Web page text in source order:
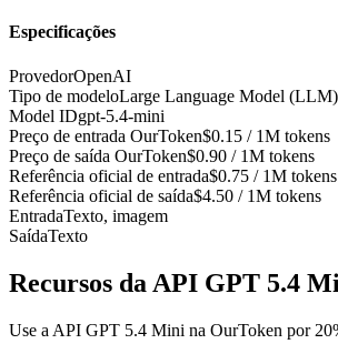
Especificações
ProvedorOpenAI
Tipo de modeloLarge Language Model (LLM)
Model IDgpt-5.4-mini
Preço de entrada OurToken$0.15 / 1M tokens
Preço de saída OurToken$0.90 / 1M tokens
Referência oficial de entrada$0.75 / 1M tokens
Referência oficial de saída$4.50 / 1M tokens
EntradaTexto, imagem
SaídaTexto
Recursos da API GPT 5.4
Use a API GPT 5.4 Mini na OurToken por